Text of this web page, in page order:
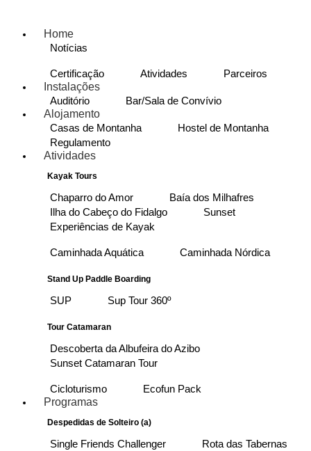
Home
Notícias
Certificação Atividades
Parceiros
Instalações
Auditório
Bar/Sala de Convívio
Alojamento
Casas de Montanha
Hostel de Montanha
Regulamento
Atividades
Kayak Tours
Chaparro do Amor
Baía dos Milhafres
Ilha do Cabeço do Fidalgo
Sunset
Experiências de Kayak
Caminhada Aquática Caminhada Nórdica
Stand Up Paddle Boarding
SUP Sup Tour 360º
Tour Catamaran
Descoberta da Albufeira do Azibo
Sunset Catamaran Tour
Cicloturismo
Ecofun Pack
Programas
Despedidas de Solteiro (a)
Single Friends Challenger
Rota das Tabernas